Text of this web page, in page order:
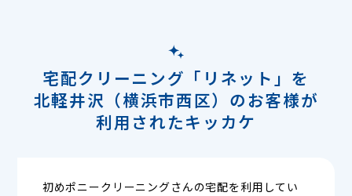
宅配クリーニング「リネット」を
北軽井沢（横浜市西区）のお客様が
利用されたキッカケ
初めポニークリーニングさんの宅配を利用してい